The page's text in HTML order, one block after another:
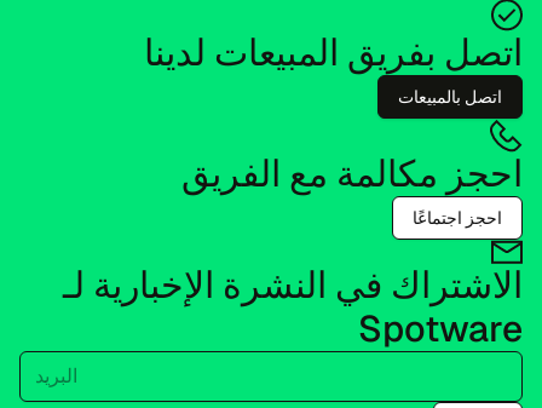
اتصل بفريق المبيعات لدينا
اتصل بالمبيعات
احجز مكالمة مع الفريق
احجز اجتماعًا
الاشتراك في النشرة الإخبارية لـ
Spotware
البريد